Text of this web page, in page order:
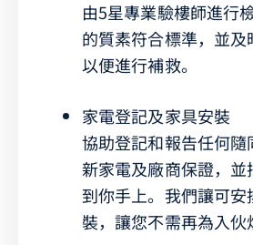
由5星專業驗樓師進行
的質素符合標準，並
以便進行補救。
家電登記及家具安裝
協助登記和報告任何隨
新家電及廠商保證，並
到你手上。我們讓可
裝，讓您不需再為入伙